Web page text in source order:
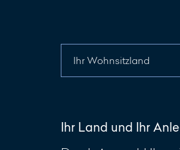
Ihr Land und Ihr